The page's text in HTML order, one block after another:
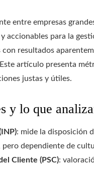
entre empresas
accionables para la
con resultados
artículo presenta
justas y útiles.
y lo que
: mide la disposición
pero dependiente de
Cliente (PSC):